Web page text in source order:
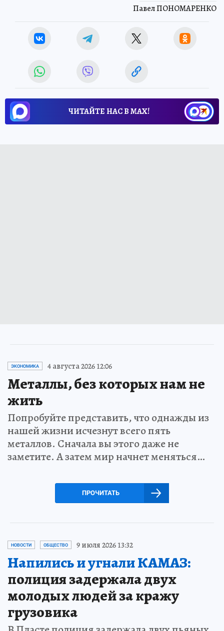
Павел ПОНОМАРЕНКО
ЧИТАЙТЕ НАС В МАХ!
ЭКОНОМИКА 4 августа 2026 12:06
Металлы, без которых нам не
жить
Попробуйте представить, что однажды из
нашей жизни исчезнут всего пять
металлов. Сначала вы этого даже не
заметите. А затем мир начнет меняться…
ПРОЧИТАТЬ
НОВОСТИ ОБЩЕСТВО 9 июля 2026 13:32
Напились и угнали КАМАЗ:
полиция задержала двух
молодых людей за кражу
грузовика